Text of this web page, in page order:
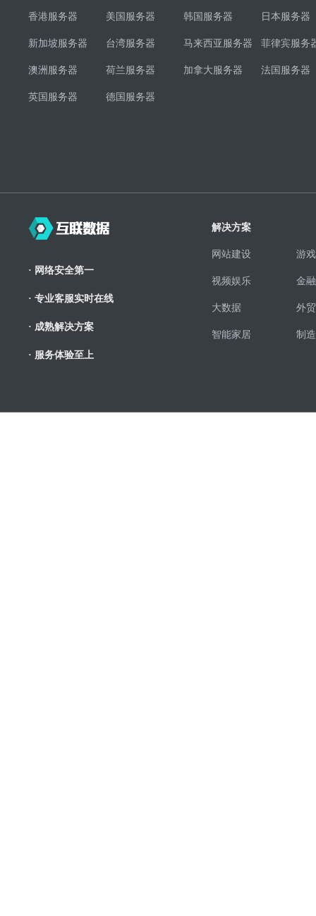
香港服务器 美国服务器 韩国服务器 日本服务器
新加坡服务器 台湾服务器 马来西亚服务器 菲律宾服务
澳洲服务器 荷兰服务器 加拿大服务器 法国服务器
英国服务器 德国服务器
· 网络安全第一
· 专业客服实时在线
· 成熟解决方案
· 服务体验至上
解决方案
网站建设 游
视频娱乐 金
大数据 外
智能家居 制